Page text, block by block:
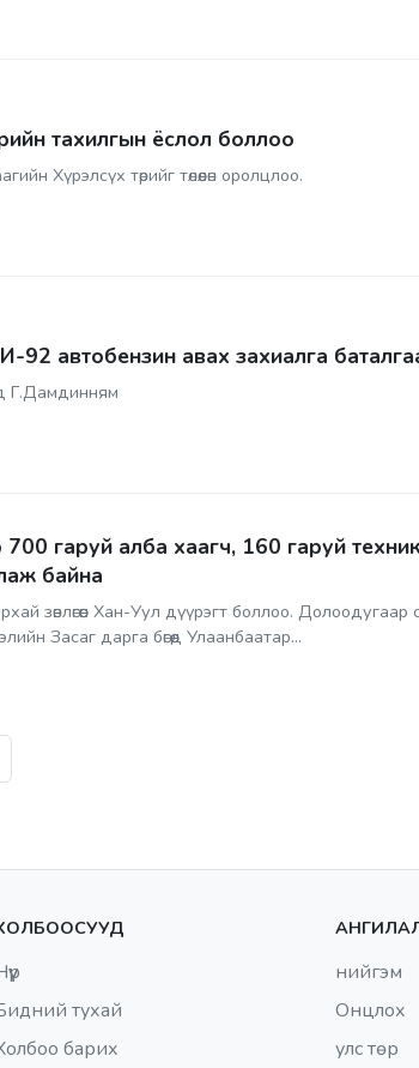
тахилгын ёслол боллоо
Хүрэлсүх төрийг төлөөлөн оролцлоо.
автобензин авах захиалга
Г.Дамдинням
гаруй алба хаагч, 160 гаруй
байна
зөвлөгөөн Хан-Уул дүүрэгт боллоо. Долоодугаар
Засаг дарга бөгөөд Улаанбаатар...
тухай
барих
нийгэм
Онцлох
улс төр